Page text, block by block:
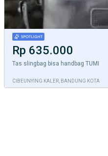
Rp 635.000
Tas slingbag bisa handbag TUMI
CIBEUNYING KALER, BANDUNG KOTA